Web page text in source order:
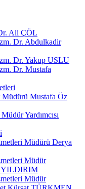
Ali ÇÖL
Dr. Abdulkadir
Dr. Yakup USLU
Dr. Mustafa
Mustafa Öz
Yardımcısı
Müdürü Derya
Müdür
YILDIRIM
Müdür